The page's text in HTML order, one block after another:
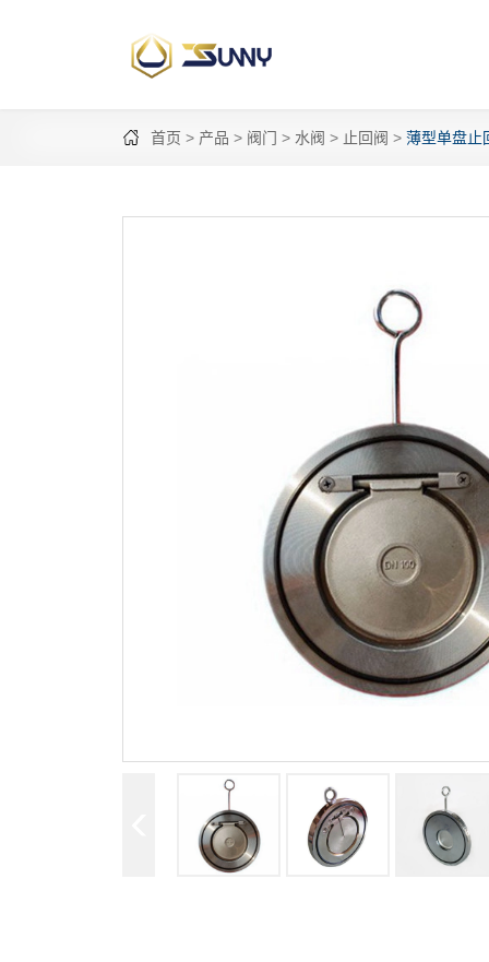
首页 产品 阀门 水阀 止回阀 薄型单盘止